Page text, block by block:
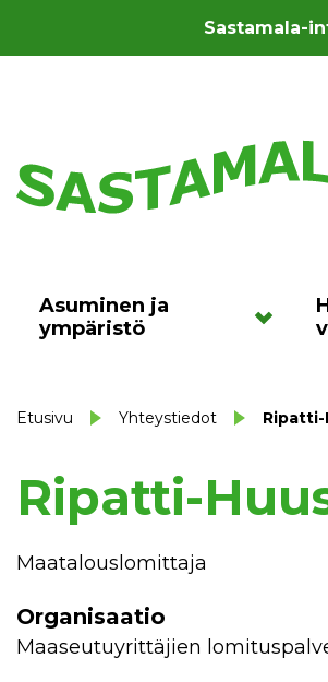
Sastamala-
Asuminen ja
ympäristö
Etusivu Yhteystiedot Ripatti-
Ripatti-
Maatalouslomittaja
Organisaatio
Maaseutuyrittäjien